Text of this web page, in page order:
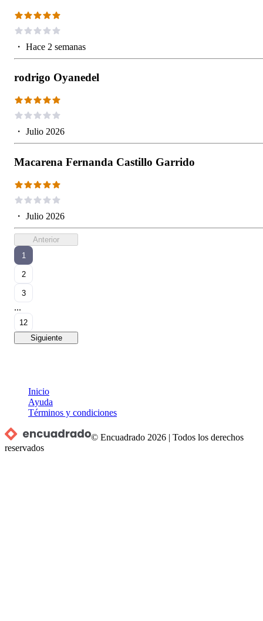
・ Hace 2 semanas
rodrigo Oyanedel
・ Julio 2026
Macarena Fernanda Castillo Garrido
・ Julio 2026
Anterior
1
2
3
...
12
Siguiente
Inicio
Ayuda
Términos y condiciones
© Encuadrado 2026 |Todos los derechos
reservados